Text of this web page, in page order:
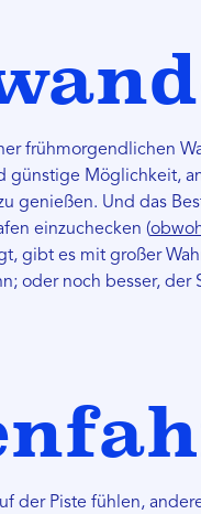
frühmorgendlichen
günstige Möglichkeit,
genießen. Und das
einzuchecken (
gibt es mit großer
oder noch besser, der
der Piste fühlen,